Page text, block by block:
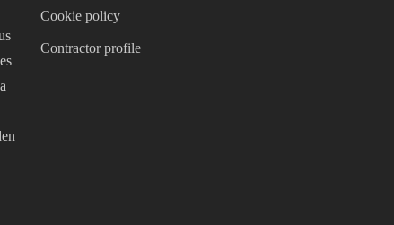
Cookie policy
Contractor profile